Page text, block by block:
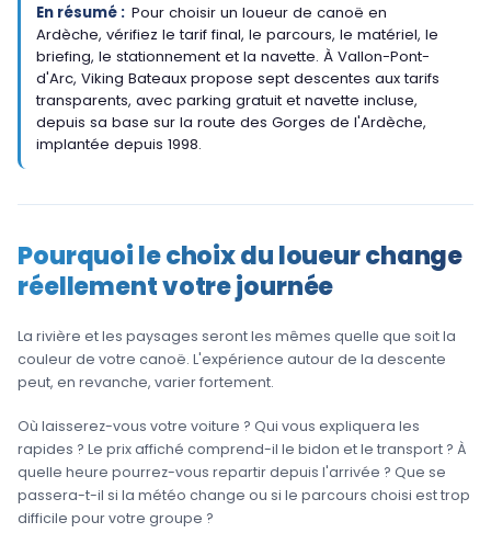
En résumé : Pour choisir un loueur de canoë en
Ardèche, vérifiez le tarif final, le parcours, le matériel, le
briefing, le stationnement et la navette. À Vallon-Pont-
d'Arc, Viking Bateaux propose sept descentes aux tarifs
transparents, avec parking gratuit et navette incluse,
depuis sa base sur la route des Gorges de l'Ardèche,
implantée depuis 1998.
Pourquoi le choix du loueur change
réellement votre journée
La rivière et les paysages seront les mêmes quelle que soit la
couleur de votre canoë. L'expérience autour de la descente
peut, en revanche, varier fortement.
Où laisserez-vous votre voiture ? Qui vous expliquera les
rapides ? Le prix affiché comprend-il le bidon et le transport ? À
quelle heure pourrez-vous repartir depuis l'arrivée ? Que se
passera-t-il si la météo change ou si le parcours choisi est trop
difficile pour votre groupe ?